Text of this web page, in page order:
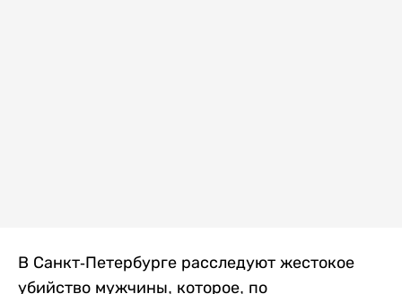
В Санкт-Петербурге расследуют жестокое
убийство мужчины, которое, по